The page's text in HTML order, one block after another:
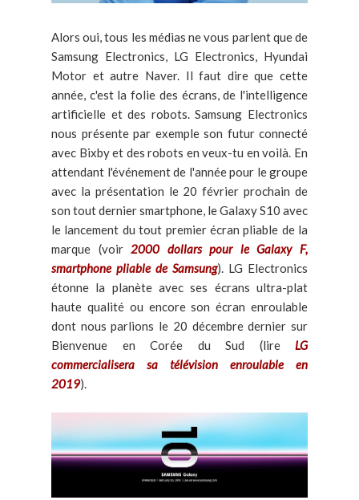
Alors oui, tous les médias ne vous parlent que de
Samsung Electronics, LG Electronics, Hyundai
Motor et autre Naver. Il faut dire que cette
année, c'est la folie des écrans, de l'intelligence
artificielle et des robots. Samsung Electronics
nous présente par exemple son futur connecté
avec Bixby et des robots en veux-tu en voilà. En
attendant l'événement de l'année pour le groupe
avec la présentation le 20 février prochain de
son tout dernier smartphone, le Galaxy S10 avec
le lancement du tout premier écran pliable de la
marque (voir2000 dollars pour le Galaxy F,
smartphone pliable de Samsung). LG Electronics
étonne la planète avec ses écrans ultra-plat
haute qualité ou encore son écran enroulable
dont nous parlions le 20 décembre dernier sur
Bienvenue en Corée du Sud (lire LG
commercialisera sa télévision enroulable en
2019).